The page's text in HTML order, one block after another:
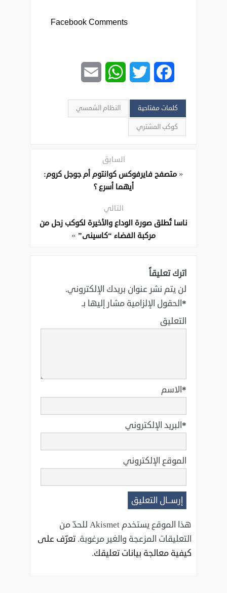
Facebook Comments
Facebook
Twitter
WhatsApp
كلمات مفتاحية النظام الشمسي
كوكب المشتري
السابق
« متصفح فايرفوكس كوانتوم ‏أم جوجل كروم:
أيهما أسرع ؟‏
التالي
ناسا تُطلق صورة الوداع والأخيرة لكوكب زحل من
مركبة الفضاء “كاسينى” »
اترك تعليقاً
لن يتم نشر عنوان بريدك الإلكتروني.
الحقول الإلزامية مشار إليها بـ*
التعليق
الاسم*
البريد الإلكتروني*
الموقع الإلكتروني
هذا الموقع يستخدم Akismet للحدّ من
التعليقات المزعجة والغير مرغوبة. تعرّف على
كيفية معالجة بيانات تعليقك.